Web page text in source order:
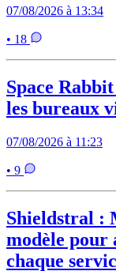
07/08/2026 à 13:34
• 18
Space
les bureaux
07/08/2026 à 11:23
• 9
Shieldstral :
modèle pour
chaque